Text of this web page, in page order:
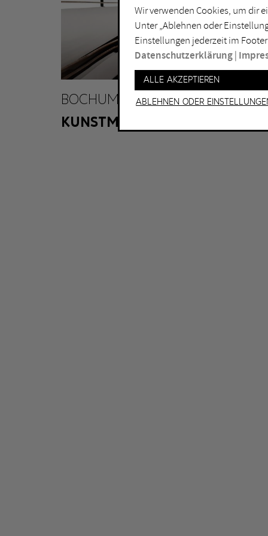
Lichtkunst
Performance
Skulptur
BOCHUM
KUNSTMUSEUM BOCHUM
Wir verwenden Cookies, um dir
Unter „Ablehnen oder
Einstellungen jederzeit im
Datenschutzerklärung|
Alle akzeptieren
Ablehnen oder